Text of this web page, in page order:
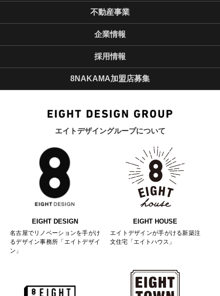
エイトデザイングループについて
EIGHT DESIGN
名古屋でリノベーションを手がけ
るデザイン事務所「エイトデザイ
ン」
EIGHT HOUSE
エイトデザインが手がける新築注
文住宅「エイトハウス」
不動産事業
企業情報
採用情報
8NAKAMA加盟店募集